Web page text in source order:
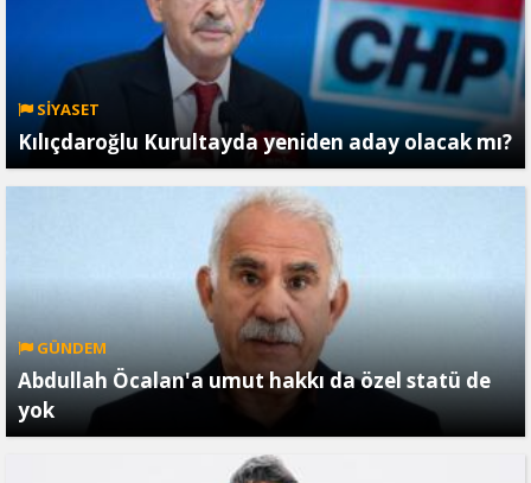
SİYASET
Kılıçdaroğlu Kurultayda yeniden aday olacak mı?
GÜNDEM
Abdullah Öcalan'a umut hakkı da özel statü de
yok